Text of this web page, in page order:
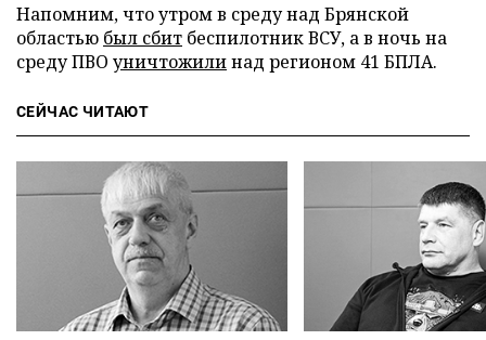
Напомним, что утром в среду над Брянской
областью был сбит беспилотник ВСУ, а в ночь на
среду ПВО уничтожилинад регионом 41 БПЛА.
СЕЙЧАС ЧИТАЮТ